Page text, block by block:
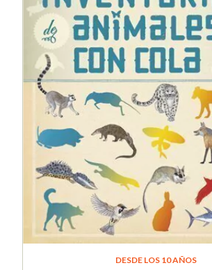
DESDE LOS 10 AÑOS